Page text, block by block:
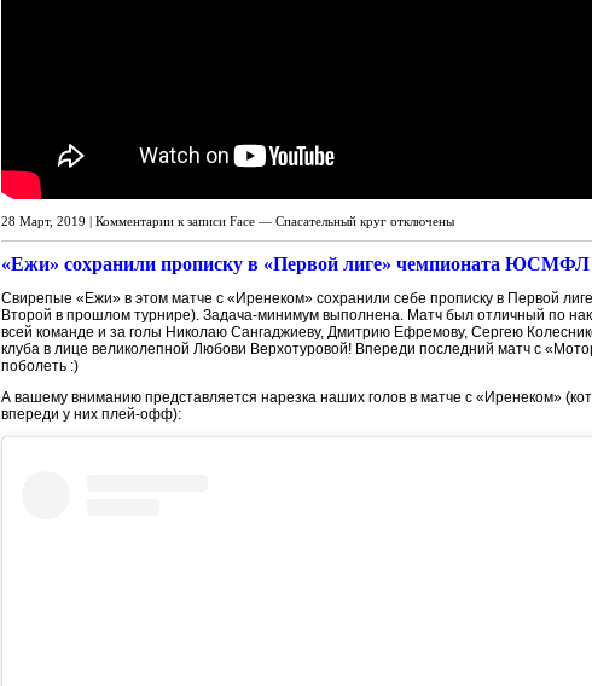
28 Март, 2019 | Комментарии к записи Face — Спасательный круг отключены
«Ежи» сохранили прописку в «Первой лиге» чемпионата ЮСМФЛ
Свирепые «Ежи» в этом матче с «Иренеком» сохранили себе прописку в Первой
Второй в прошлом турнире). Задача-минимум выполнена. Матч был отличный по
всей команде и за голы Николаю Сангаджиеву, Дмитрию Ефремову, Сергею
клуба в лице великолепной Любови Верхотуровой! Впереди последний матч с
поболеть :)
А вашему вниманию представляется нарезка наших голов в матче с «Иренеком»
впереди у них плей-офф):